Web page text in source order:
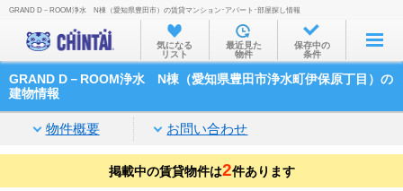
お部屋を探す
沿線・駅から
家賃相場から
通勤通学時間から
GRAND D－ROOM浄水 N棟（愛知県豊田市）の賃貸マンション･アパート･部屋探し情報
気になる
リスト
最近見た
物件
保存中の
条件
GRAND D－ROOM浄水 N棟（愛知県豊田市浄水町伊保原丁目）の
建物情報
物件概要 お問い合わせ
掲載中の賃貸物件は2件あります